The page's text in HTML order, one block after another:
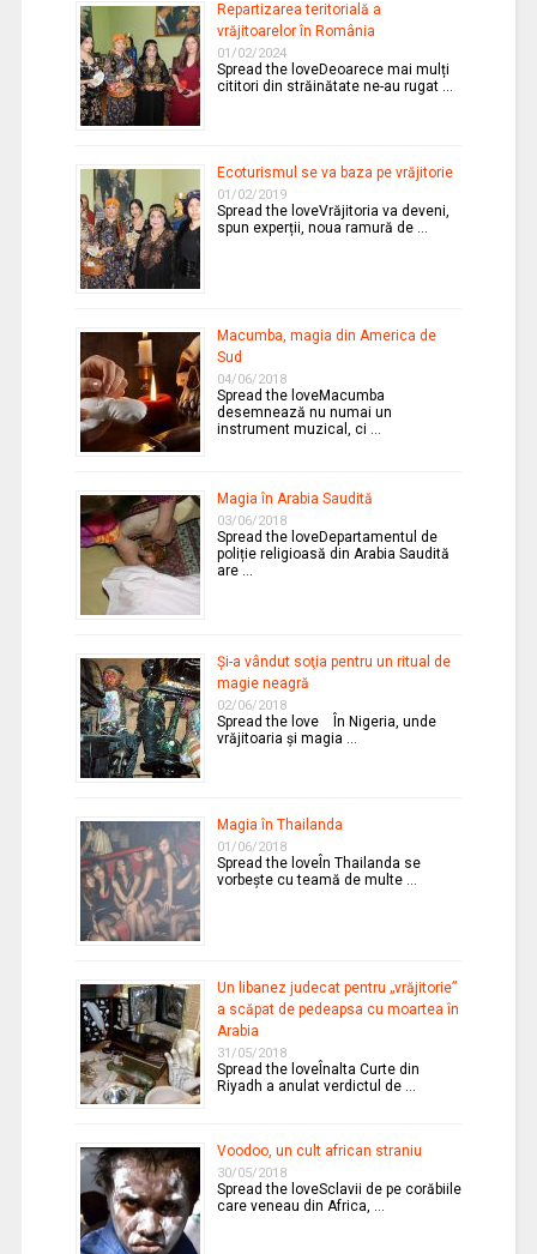
Repartizarea teritorială a
vrăjitoarelor în România
01/02/2024
Spread the loveDeoarece mai mulți
cititori din străinătate ne-au rugat …
Ecoturismul se va baza pe vrăjitorie
01/02/2019
Spread the loveVrăjitoria va deveni,
spun experții, noua ramură de …
Macumba, magia din America de
Sud
04/06/2018
Spread the loveMacumba
desemnează nu numai un
instrument muzical, ci …
Magia în Arabia Saudită
03/06/2018
Spread the loveDepartamentul de
poliție religioasă din Arabia Saudită
are …
Şi-a vândut soţia pentru un ritual de
magie neagră
02/06/2018
Spread the love În Nigeria, unde
vrăjitoaria şi magia …
Magia în Thailanda
01/06/2018
Spread the loveÎn Thailanda se
vorbeşte cu teamă de multe …
Un libanez judecat pentru „vrăjitorie”
a scăpat de pedeapsa cu moartea în
Arabia
31/05/2018
Spread the loveÎnalta Curte din
Riyadh a anulat verdictul de …
Voodoo, un cult african straniu
30/05/2018
Spread the loveSclavii de pe corăbiile
care veneau din Africa, …